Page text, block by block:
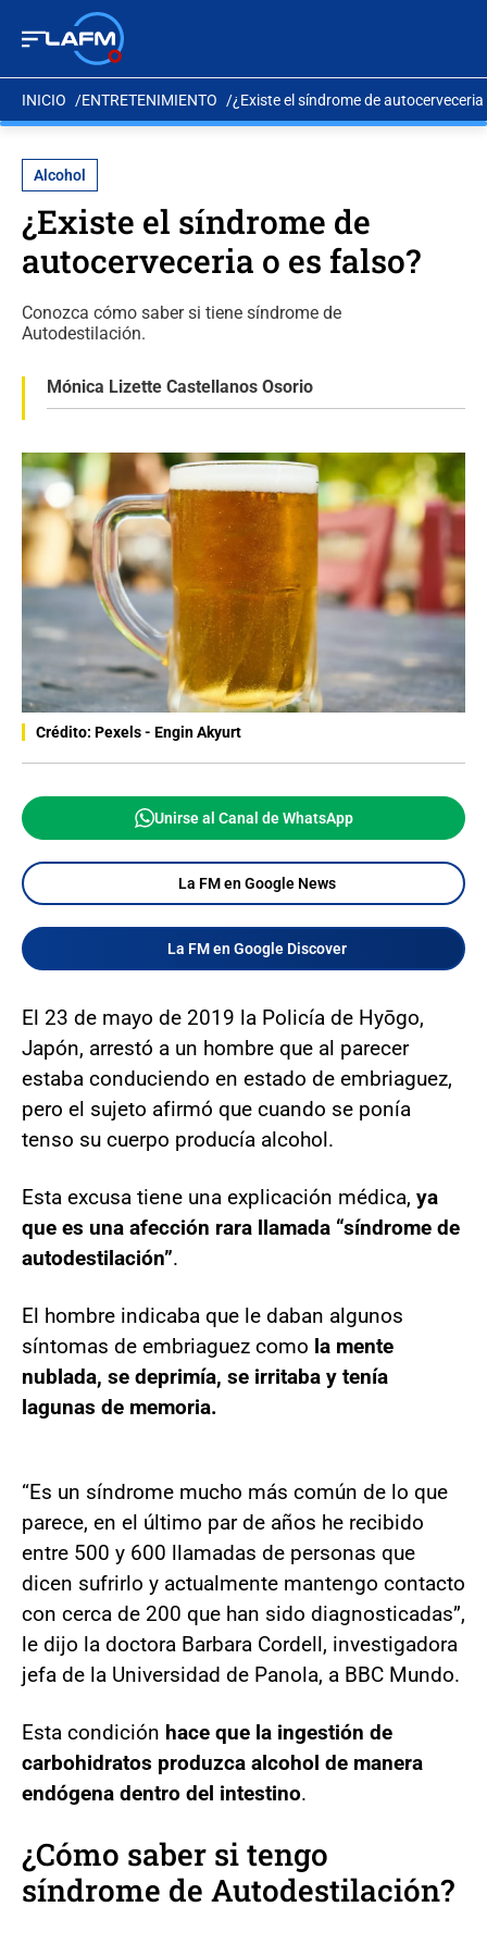
INICIO ENTRETENIMIENTO ¿Existe el síndrome de
Alcohol
¿Existe el síndrome de
autocerveceria o es falso?
Conozca cómo saber si tiene síndrome de
Autodestilación.
Mónica Lizette Castellanos Osorio
Crédito: Pexels - Engin Akyurt
Unirse al Canal de WhatsApp
La FM en Google News
La FM en Google Discover
El 23 de mayo de 2019 la Policía de Hyōgo,
Japón, arrestó a un hombre que al parecer
estaba conduciendo en estado de embriaguez,
pero el sujeto afirmó que cuando se ponía
tenso su cuerpo producía alcohol.
Esta excusa tiene una explicación médica, ya
que es una afección rara llamada “síndrome de
autodestilación”.
El hombre indicaba que le daban algunos
síntomas de embriaguez como la mente
nublada, se deprimía, se irritaba y tenía
lagunas de memoria.
“Es un síndrome mucho más común de lo que
parece, en el último par de años he recibido
entre 500 y 600 llamadas de personas que
dicen sufrirlo y actualmente mantengo contacto
con cerca de 200 que han sido diagnosticadas”,
le dijo la doctora Barbara Cordell, investigadora
jefa de la Universidad de Panola, a BBC Mundo.
Esta condición hace que la ingestión de
carbohidratos produzca alcohol de manera
endógena dentro del intestino.
¿Cómo saber si tengo
síndrome de Autodestilación?